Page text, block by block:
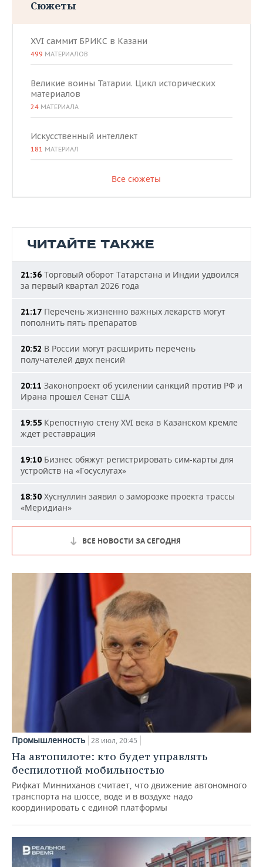
Сюжеты
XVI саммит БРИКС в Казани
499 МАТЕРИАЛОВ
Великие воины Татарии. Цикл исторических
материалов
24 МАТЕРИАЛА
Искусственный интеллект
181 МАТЕРИАЛ
Все сюжеты
ЧИТАЙТЕ ТАКЖЕ
21:36 Торговый оборот Татарстана и Индии удвоился
за первый квартал 2026 года
21:17 Перечень жизненно важных лекарств могут
пополнить пять препаратов
20:52 В России могут расширить перечень
получателей двух пенсий
20:11 Законопроект об усилении санкций против РФ и
Ирана прошел Сенат США
19:55 Крепостную стену XVI века в Казанском кремле
ждет реставрация
19:10 Бизнес обяжут регистрировать сим-карты для
устройств на «Госуслугах»
18:30 Хуснуллин заявил о заморозке проекта трассы
«Меридиан»
ВСЕ НОВОСТИ ЗА СЕГОДНЯ
Промышленность 28 июл, 20:45
На автопилоте: кто будет управлять
беспилотной мобильностью
Рифкат Минниханов считает, что движение автономного
транспорта на шоссе, воде и в воздухе надо
координировать с единой платформы